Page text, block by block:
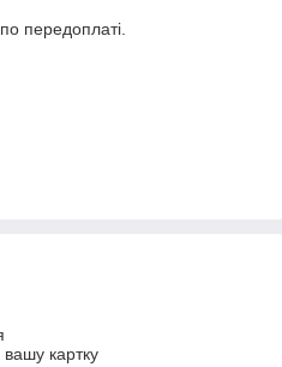
передоплаті.
картку